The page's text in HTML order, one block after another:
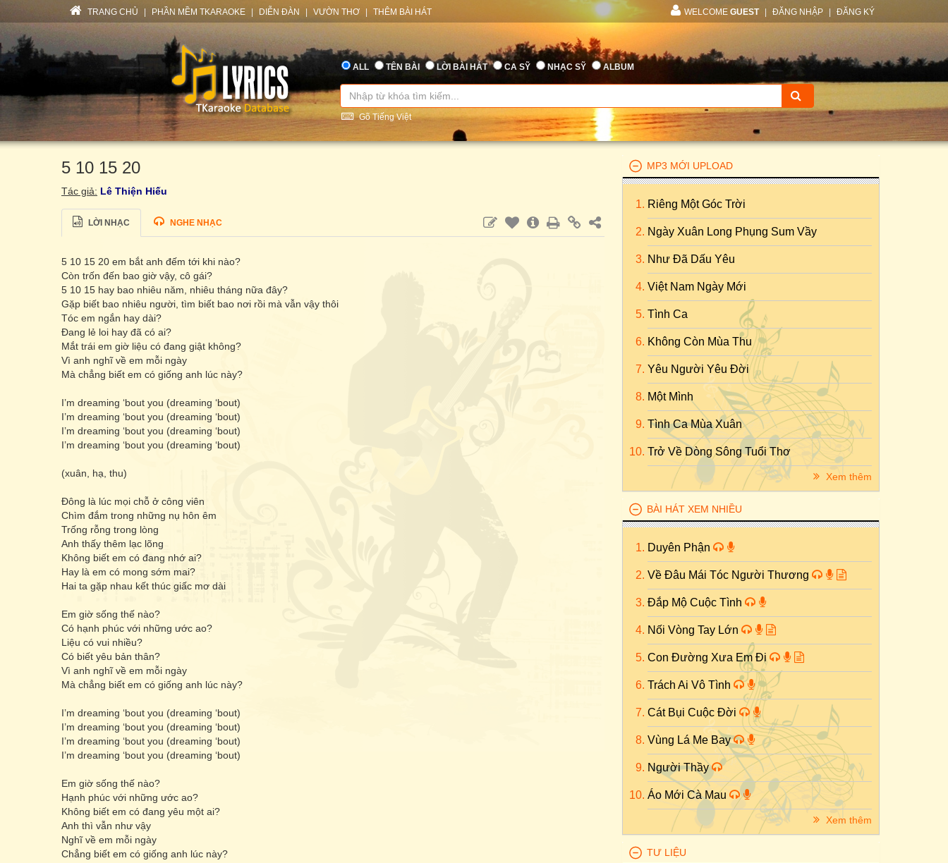
TRANG CHỦ PHẦN MỀM TKARAOKE DIỄN ĐÀN VƯỜN THƠ THÊM BÀI HÁT WELCOME GUEST ĐĂNG NHẬP ĐĂNG KÝ
ALL TÊN BÀI LỜI BÀI HÁT CA SỸ NHẠC SỸ ALBUM
Gõ Tiếng Việt
5 10 15 20
Tác giả: Lê Thiện Hiếu
LỜI NHẠC NGHE NHẠC
5 10 15 20 em bắt anh đếm tới khi nào?
Còn trốn đến bao giờ vậy, cô gái?
5 10 15 hay bao nhiêu năm, nhiêu tháng nữa đây?
Gặp biết bao nhiêu người, tìm biết bao nơi rồi mà vẫn vậy thôi
Tóc em ngắn hay dài?
Đang lẻ loi hay đã có ai?
Mắt trái em giờ liệu có đang giật không?
Vì anh nghĩ về em mỗi ngày
Mà chẳng biết em có giống anh lúc này?
I’m dreaming ‘bout you (dreaming ‘bout)
I’m dreaming ‘bout you (dreaming ‘bout)
I’m dreaming ‘bout you (dreaming ‘bout)
I’m dreaming ‘bout you (dreaming ‘bout)
(xuân, hạ, thu)
Đông là lúc mọi chỗ ở công viên
Chìm đắm trong những nụ hôn êm
Trống rỗng trong lòng
Anh thấy thêm lạc lõng
Không biết em có đang nhớ ai?
Hay là em có mong sớm mai?
Hai ta gặp nhau kết thúc giấc mơ dài
Em giờ sống thế nào?
Có hạnh phúc với những ước ao?
Liệu có vui nhiều?
Có biết yêu bản thân?
Vì anh nghĩ về em mỗi ngày
Mà chẳng biết em có giống anh lúc này?
I’m dreaming ‘bout you (dreaming ‘bout)
I’m dreaming ‘bout you (dreaming ‘bout)
I’m dreaming ‘bout you (dreaming ‘bout)
I’m dreaming ‘bout you (dreaming ‘bout)
Em giờ sống thế nào?
Hạnh phúc với những ước ao?
Không biết em có đang yêu một ai?
Anh thì vẫn như vậy
Nghĩ về em mỗi ngày
Chẳng biết em có giống anh lúc này?
MP3 MỚI UPLOAD
Riêng Một Góc Trời
Ngày Xuân Long Phụng Sum Vầy
Như Đã Dấu Yêu
Việt Nam Ngày Mới
Tình Ca
Không Còn Mùa Thu
Yêu Người Yêu Đời
Một Mình
Tình Ca Mùa Xuân
Trở Về Dòng Sông Tuổi Thơ
Xem thêm
BÀI HÁT XEM NHIỀU
Duyên Phận
Về Đâu Mái Tóc Người Thương
Đắp Mộ Cuộc Tình
Nối Vòng Tay Lớn
Con Đường Xưa Em Đi
Trách Ai Vô Tình
Cát Bụi Cuộc Đời
Vùng Lá Me Bay
Người Thầy
Áo Mới Cà Mau
Xem thêm
TƯ LIỆU